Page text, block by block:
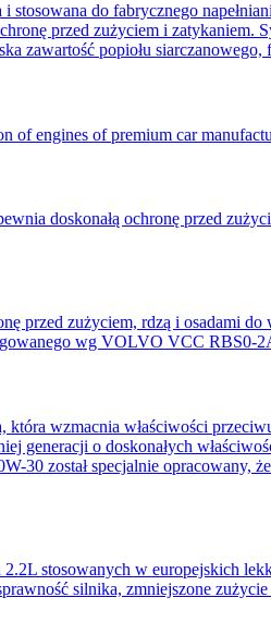
do fabrycznego
przed zużyciem i zatykaniem.
zawartość popiołu
of engines of premium car
doskonałą ochronę przed
przed zużyciem, rdzą i osadami
wg VOLVO VCC RBS0-
wzmacnia właściwości
o doskonałych
został specjalnie opracowany,
stosowanych w europejskich
silnika, zmniejszone